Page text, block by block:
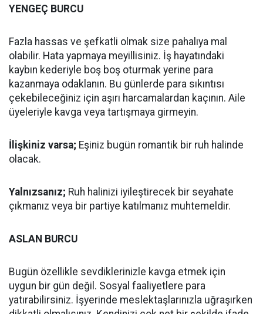
YENGEÇ BURCU
Fazla hassas ve şefkatli olmak size pahalıya mal
olabilir. Hata yapmaya meyillisiniz. İş hayatındaki
kaybın kederiyle boş boş oturmak yerine para
kazanmaya odaklanın. Bu günlerde para sıkıntısı
çekebileceğiniz için aşırı harcamalardan kaçının. Aile
üyeleriyle kavga veya tartışmaya girmeyin.
İlişkiniz varsa; Eşiniz bugün romantik bir ruh halinde
olacak.
Yalnızsanız; Ruh halinizi iyileştirecek bir seyahate
çıkmanız veya bir partiye katılmanız muhtemeldir.
ASLAN BURCU
Bugün özellikle sevdiklerinizle kavga etmek için
uygun bir gün değil. Sosyal faaliyetlere para
yatırabilirsiniz. İşyerinde meslektaşlarınızla uğraşırken